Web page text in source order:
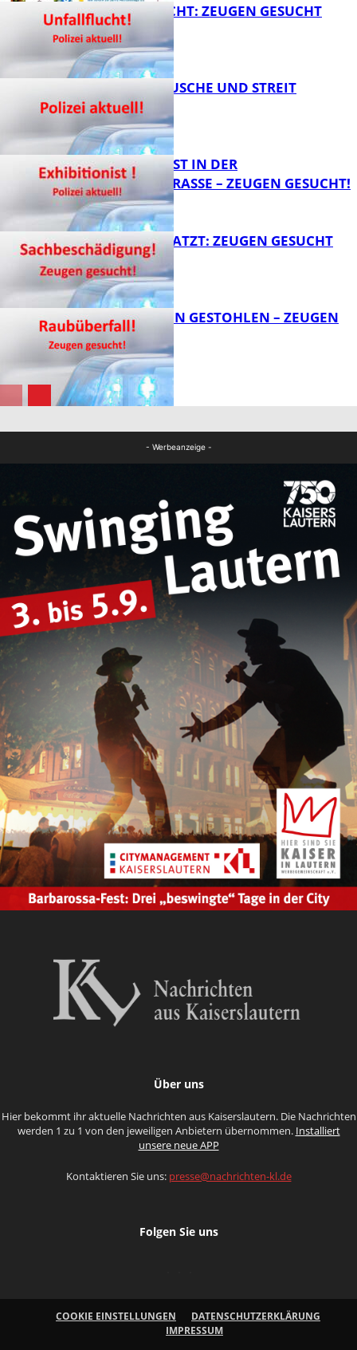
UNFALLFLUCHT: ZEUGEN GESUCHT
KNALLGERÄUSCHE UND STREIT
EXHIBITIONIST IN DER
VELMANNSTRASSE – ZEUGEN GESUCHT!
AUTO ZERKRATZT: ZEUGEN GESUCHT
TEURE KETTEN GESTOHLEN – ZEUGEN
GESUCHT!
- Werbeanzeige -
Über uns
Hier bekommt ihr aktuelle Nachrichten aus Kaiserslautern. Die Nachrichten
werden 1 zu 1 von den jeweiligen Anbietern übernommen. Installiert
unsere neue APP
Kontaktieren Sie uns: presse@nachrichten-kl.de
Folgen Sie uns
COOKIE EINSTELLUNGEN
DATENSCHUTZERKLÄRUNG
IMPRESSUM